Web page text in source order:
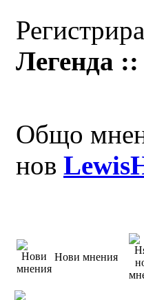
Легенда ::
Общо
нов
Нови мнения